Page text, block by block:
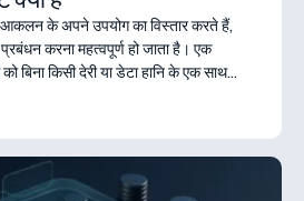
के अपने उपयोग का विस्तार करते हैं,
करना महत्वपूर्ण हो जाता है। एक
बिना किसी देरी या डेटा हानि के एक साथ
करना चाहिए, जिससे व्यवसाय की निरंतरता और
वृद्धि हो। हालांकि, इस प्रदर्शन को प्राप्त करने
की जाती है। भरोसेमंद मूल्यांकन प्रक्रिया
चुनने से पहले इन चुनौतियों को समझना